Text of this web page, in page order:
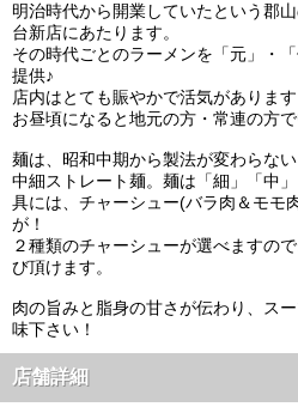
明治時代から開業していたという郡
台新店にあたります。
その時代ごとのラーメンを「元」・
提供♪
店内はとても賑やかで活気があります
お昼頃になると地元の方・常連の方で
麺は、昭和中期から製法が変わらな
中細ストレート麺。麺は「細」「中
具には、チャーシュー(バラ肉＆モモ
が！
２種類のチャーシューが選べますの
び頂けます。
肉の旨みと脂身の甘さが伝わり、ス
味下さい！
店舗詳細